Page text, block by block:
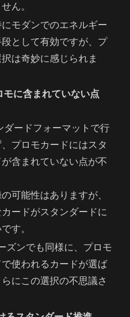
ん。
モダンでのエネルギー
として有効ですが、プ
は奇妙に感じられま
に含まれていない点
ダードフォーマットで行
プロモカードにはスタ
含まれていない点が不
可能性はありますが、
カードがスタンダードに
す。
ズンでも同様に、プロモ
使われるカードが選ば
にこの選択の不思議さ